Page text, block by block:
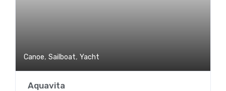
Canoe, Sailboat, Yacht
Aquavita